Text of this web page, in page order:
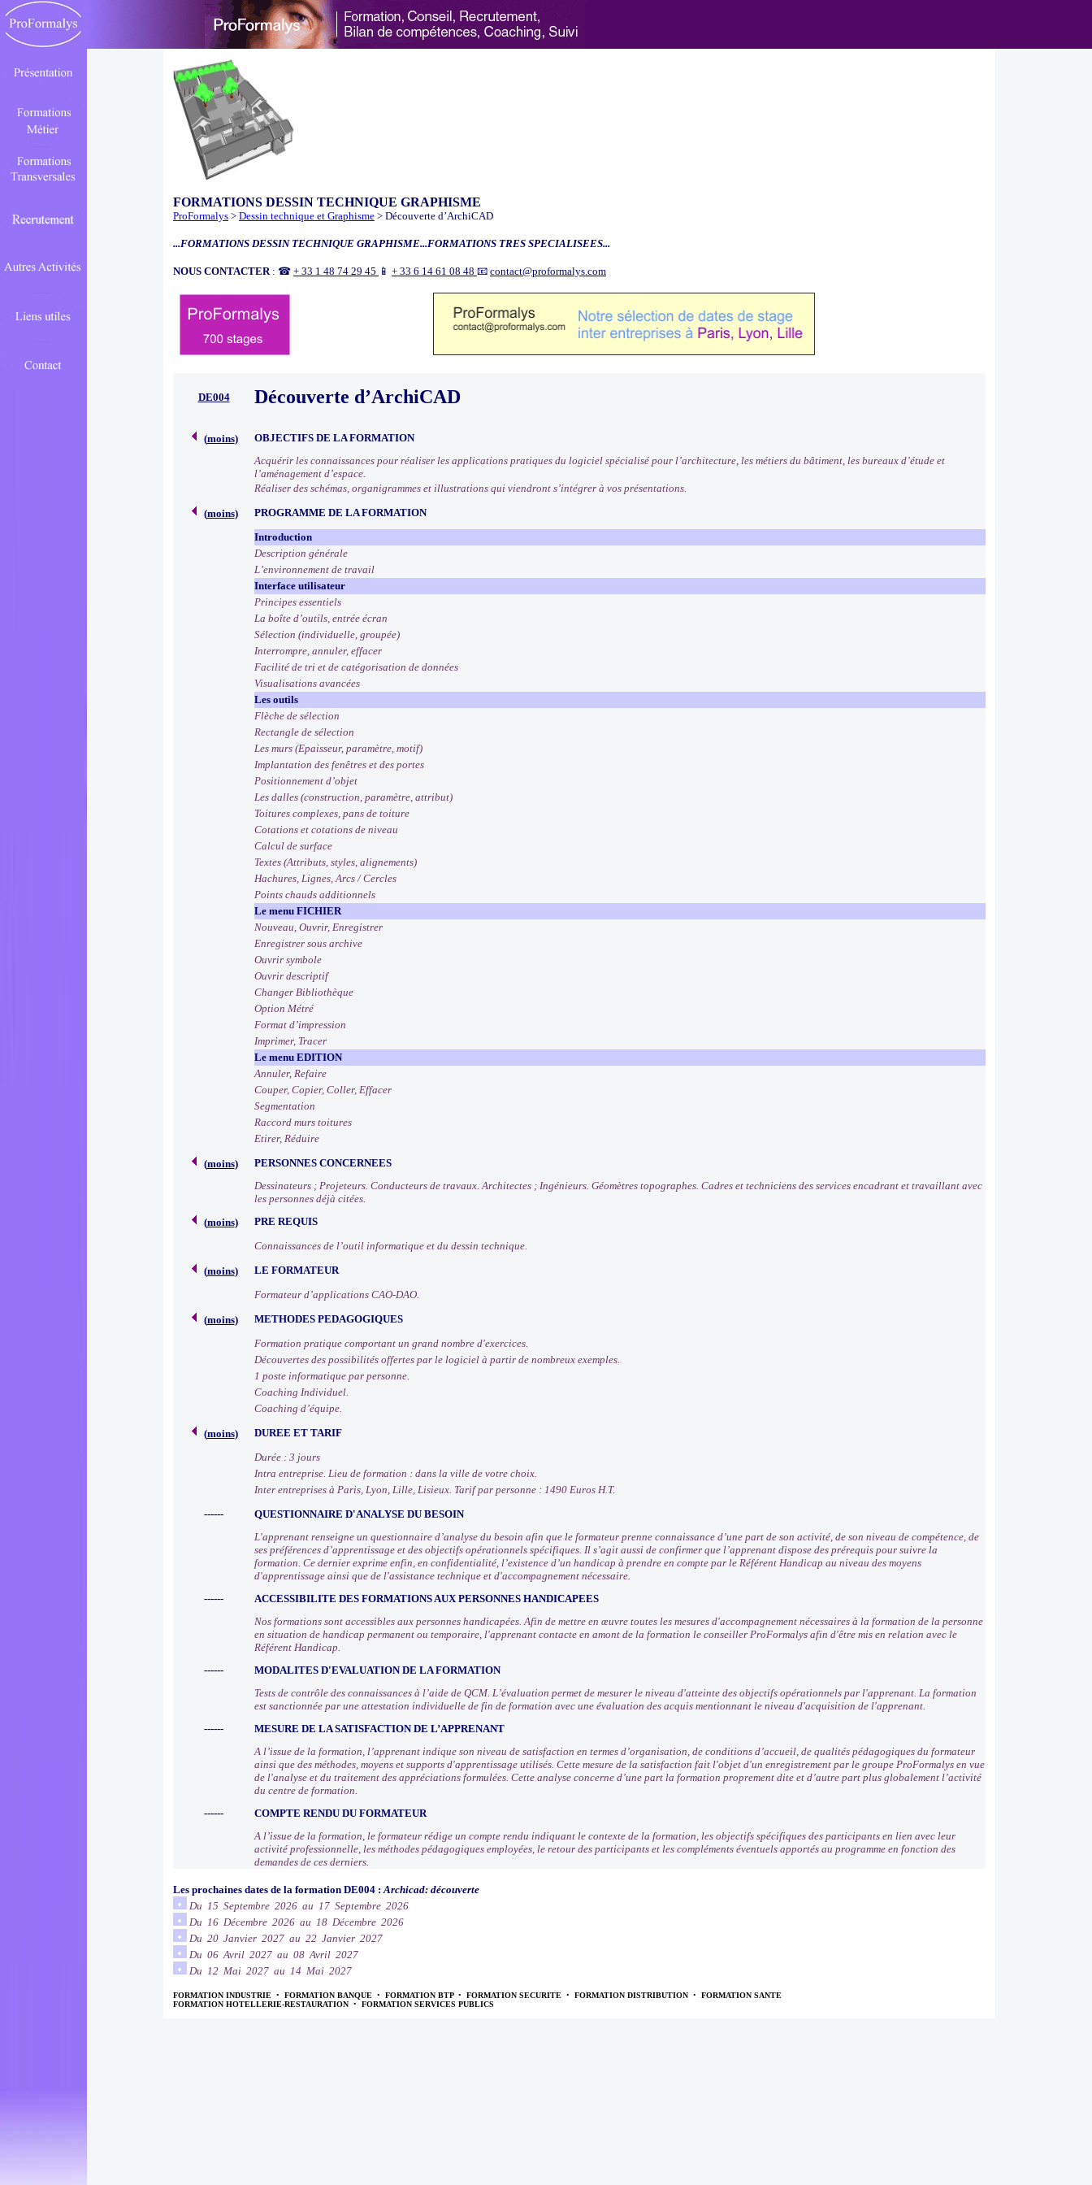
FORMATIONS DESSIN TECHNIQUE GRAPHISME
ProFormalys > Dessin technique et Graphisme > Découverte d’ArchiCAD
...FORMATIONS DESSIN TECHNIQUE GRAPHISME...FORMATIONS TRES SPECIALISEES...
NOUS CONTACTER : ☎ + 33 1 48 74 29 45 📱 + 33 6 14 61 08 48 📧 contact@proformalys.com
DE004 Découverte d’ArchiCAD
(moins)
OBJECTIFS DE LA FORMATION
Acquérir les connaissances pour réaliser les applications pratiques du logiciel spécialisé pour l’architecture, les métiers du bâtiment, les bureaux d’étude et
l’aménagement d’espace.
Réaliser des schémas, organigrammes et illustrations qui viendront s’intégrer à vos présentations.
(moins)
PROGRAMME DE LA FORMATION
Introduction
Description générale
L’environnement de travail
Interface utilisateur
Principes essentiels
La boîte d’outils, entrée écran
Sélection (individuelle, groupée)
Interrompre, annuler, effacer
Facilité de tri et de catégorisation de données
Visualisations avancées
Les outils
Flèche de sélection
Rectangle de sélection
Les murs (Epaisseur, paramètre, motif)
Implantation des fenêtres et des portes
Positionnement d’objet
Les dalles (construction, paramètre, attribut)
Toitures complexes, pans de toiture
Cotations et cotations de niveau
Calcul de surface
Textes (Attributs, styles, alignements)
Hachures, Lignes, Arcs / Cercles
Points chauds additionnels
Le menu FICHIER
Nouveau, Ouvrir, Enregistrer
Enregistrer sous archive
Ouvrir symbole
Ouvrir descriptif
Changer Bibliothèque
Option Métré
Format d’impression
Imprimer, Tracer
Le menu EDITION
Annuler, Refaire
Couper, Copier, Coller, Effacer
Segmentation
Raccord murs toitures
Etirer, Réduire
(moins)
PERSONNES CONCERNEES
Dessinateurs ; Projeteurs. Conducteurs de travaux. Architectes ; Ingénieurs. Géomètres topographes. Cadres et techniciens des services encadrant et travaillant avec
les personnes déjà citées.
(moins)
PRE REQUIS
Connaissances de l’outil informatique et du dessin technique.
(moins)
LE FORMATEUR
Formateur d’applications CAO-DAO.
(moins)
METHODES PEDAGOGIQUES
Formation pratique comportant un grand nombre d'exercices.
Découvertes des possibilités offertes par le logiciel à partir de nombreux exemples.
1 poste informatique par personne.
Coaching Individuel.
Coaching d’équipe.
(moins)
DUREE ET TARIF
Durée : 3 jours
Intra entreprise. Lieu de formation : dans la ville de votre choix.
Inter entreprises à Paris, Lyon, Lille, Lisieux. Tarif par personne : 1490 Euros H.T.
------
QUESTIONNAIRE D'ANALYSE DU BESOIN
L'apprenant renseigne un questionnaire d’analyse du besoin afin que le formateur prenne connaissance d’une part de son activité, de son niveau de compétence, de
ses préférences d’apprentissage et des objectifs opérationnels spécifiques. Il s’agit aussi de confirmer que l’apprenant dispose des prérequis pour suivre la
formation. Ce dernier exprime enfin, en confidentialité, l’existence d’un handicap à prendre en compte par le Référent Handicap au niveau des moyens
d'apprentissage ainsi que de l'assistance technique et d'accompagnement nécessaire.
------
ACCESSIBILITE DES FORMATIONS AUX PERSONNES HANDICAPEES
Nos formations sont accessibles aux personnes handicapées. Afin de mettre en œuvre toutes les mesures d'accompagnement nécessaires à la formation de la personne
en situation de handicap permanent ou temporaire, l'apprenant contacte en amont de la formation le conseiller ProFormalys afin d'être mis en relation avec le
Référent Handicap.
------
MODALITES D'EVALUATION DE LA FORMATION
Tests de contrôle des connaissances à l’aide de QCM. L’évaluation permet de mesurer le niveau d'atteinte des objectifs opérationnels par l'apprenant. La formation
est sanctionnée par une attestation individuelle de fin de formation avec une évaluation des acquis mentionnant le niveau d'acquisition de l'apprenant.
------
MESURE DE LA SATISFACTION DE L’APPRENANT
A l’issue de la formation, l’apprenant indique son niveau de satisfaction en termes d’organisation, de conditions d’accueil, de qualités pédagogiques du formateur
ainsi que des méthodes, moyens et supports d'apprentissage utilisés. Cette mesure de la satisfaction fait l'objet d'un enregistrement par le groupe ProFormalys en vue
de l'analyse et du traitement des appréciations formulées. Cette analyse concerne d’une part la formation proprement dite et d’autre part plus globalement l’activité
du centre de formation.
------
COMPTE RENDU DU FORMATEUR
A l’issue de la formation, le formateur rédige un compte rendu indiquant le contexte de la formation, les objectifs spécifiques des participants en lien avec leur
activité professionnelle, les méthodes pédagogiques employées, le retour des participants et les compléments éventuels apportés au programme en fonction des
demandes de ces derniers.
Les prochaines dates de la formation DE004 :Archicad: découverte
Du 15 Septembre 2026 au 17 Septembre 2026
Du 16 Décembre 2026 au 18 Décembre 2026
Du 20 Janvier 2027 au 22 Janvier 2027
Du 06 Avril 2027 au 08 Avril 2027
Du 12 Mai 2027 au 14 Mai 2027
FORMATION INDUSTRIE • FORMATION BANQUE • FORMATION BTP • FORMATION SECURITE • FORMATION DISTRIBUTION • FORMATION SANTE
FORMATION HOTELLERIE-RESTAURATION • FORMATION SERVICES PUBLICS